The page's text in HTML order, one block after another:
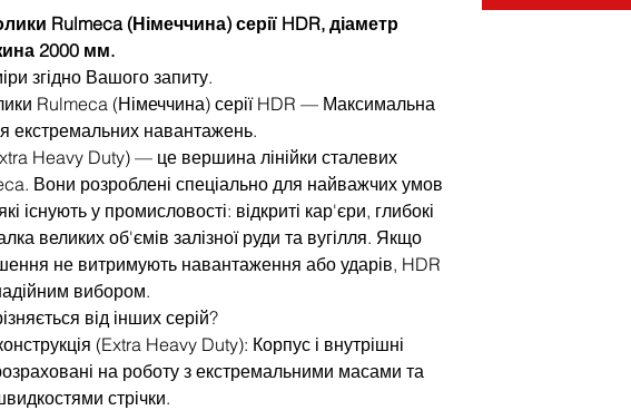
Rulmeca (Німеччина) серії HDR, діаметр
2000 мм.
згідно Вашого запиту.
Rulmeca (Німеччина) серії HDR — Максимальна
екстремальних навантажень.
Heavy Duty) — це вершина лінійки сталевих
Вони розроблені спеціально для найважчих умов
існують у промисловості: відкриті кар'єри, глибокі
великих об'ємів залізної руди та вугілля. Якщо
не витримують навантаження або ударів, HDR
вибором.
від інших серій?
(Extra Heavy Duty): Корпус і внутрішні
на роботу з екстремальними масами та
стрічки.